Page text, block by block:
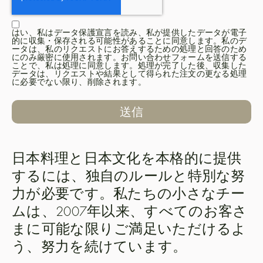
はい、私はデータ保護宣言を読み、私が提供したデータが電子
的に収集・保存される可能性があることに同意します。私のデ
ータは、私のリクエストにお答えするための処理と回答のため
にのみ厳密に使用されます。お問い合わせフォームを送信する
ことで、私は処理に同意します。処理が完了した後、収集した
データは、リクエストや結果として得られた注文の更なる処理
に必要でない限り、削除されます。
送信
日本料理と日本文化を本格的に提供
するには、独自のルールと特別な努
力が必要です。私たちの小さなチー
ムは、2007年以来、すべてのお客さ
まに可能な限りご満足いただけるよ
う、努力を続けています。